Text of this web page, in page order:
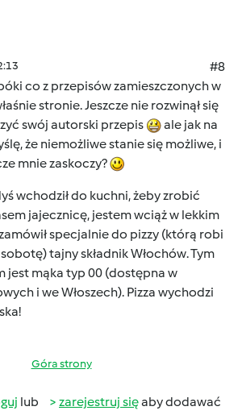
#8
co z przepisów zamieszczonych w
stronie. Jeszcze nie rozwinął się
swój autorski przepis
ale jak na
że niemożliwe stanie się możliwe, i
mnie zaskoczy?
wchodził do kuchni, żeby zrobić
jajecznicę, jestem wciąż w lekkim
specjalnie do pizzy (którą robi
tajny składnik Włochów. Tym
jest mąka typ 00 (dostępna w
i we Włoszech). Pizza wychodzi
Góra strony
lub zarejestruj sięaby dodawać